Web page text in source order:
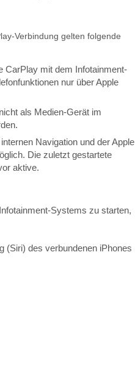
Verbindung gelten folgende
CarPlay mit dem Infotainment-
nur über Apple
als Medien-Gerät im
Navigation und der Apple
Die zuletzt gestartete
aktive.
Systems zu starten,
(Siri) des verbundenen iPhones